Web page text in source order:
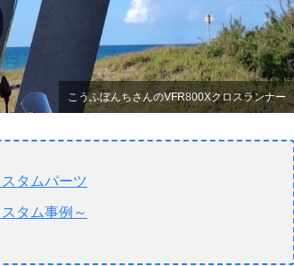
こうふぼんちさんのVFR800Xクロスランナー
タムパーツ
タム事例～